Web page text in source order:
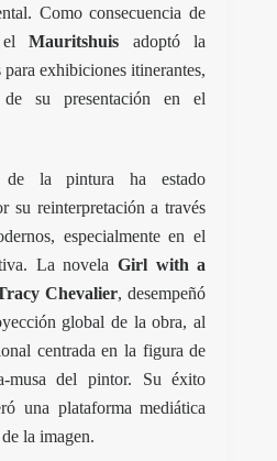
Como consecuencia de
elMauritshuis adoptó la
exhibiciones itinerantes,
su presentación en el
de la pintura ha estado
su reinterpretación a través
especialmente en el
La novelaGirl with a
Chevalier, desempeñó
global de la obra, al
centrada en la figura de
musa del pintor. Su éxito
una plataforma mediática
la imagen.